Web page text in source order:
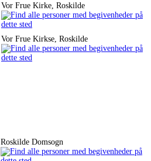
Vor Frue Kirke, Roskilde
Vor Frue Kirkse, Roskilde
Roskilde Domsogn